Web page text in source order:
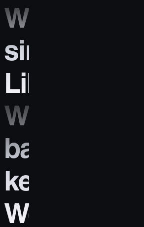
Wir
sind
LiberTec.
Wir
bauen
keine
Websiten,